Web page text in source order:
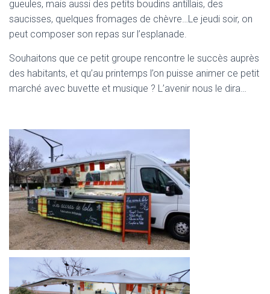
gueules, mais aussi des petits boudins antillais, des
saucisses, quelques fromages de chèvre…Le jeudi soir, on
peut composer son repas sur l’esplanade.
Souhaitons que ce petit groupe rencontre le succès auprès
des habitants, et qu’au printemps l’on puisse animer ce petit
marché avec buvette et musique ? L’avenir nous le dira…